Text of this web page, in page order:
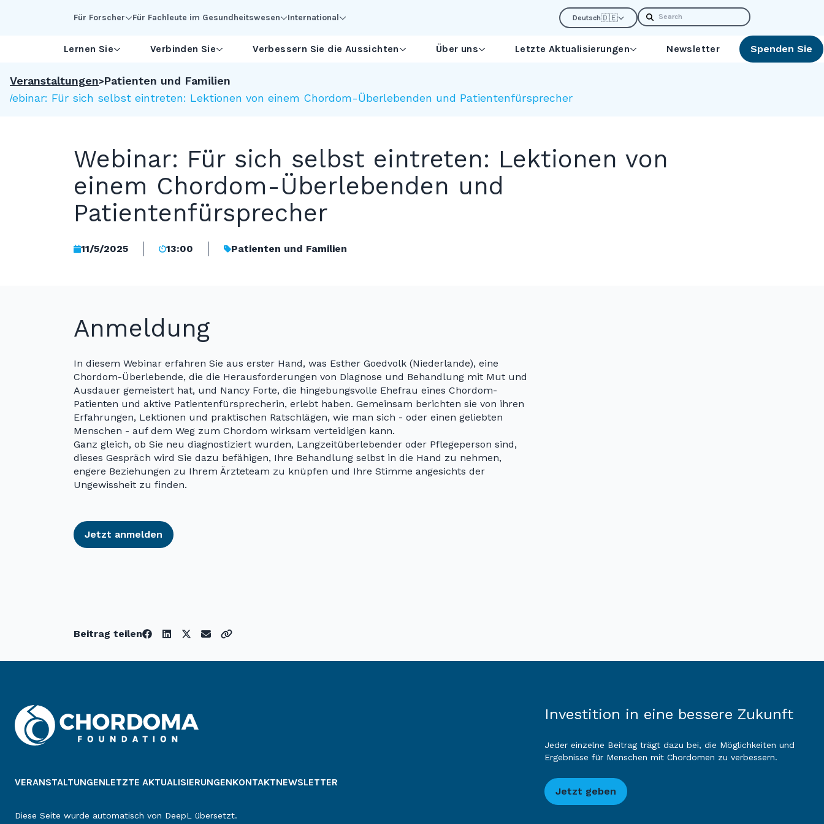
Für Forscher Für Fachleute im Gesundheitswesen International Deutsch🇩🇪 Search
Lernen Sie Verbinden Sie Verbessern Sie die Aussichten Über uns Letzte Aktualisierungen Newsletter Spenden Sie
Veranstaltungen Patienten und Familien
Webinar: Für sich selbst eintreten: Lektionen von einem Chordom-Überlebenden und Patientenfürsprecher
Webinar: Für sich selbst eintreten: Lektionen von
einem Chordom-Überlebenden und
Patientenfürsprecher
11/5/2025 13:00 Patienten und Familien
Anmeldung
In diesem Webinar erfahren Sie aus erster Hand, was Esther Goedvolk (Niederlande), eine
Chordom-Überlebende, die die Herausforderungen von Diagnose und Behandlung mit Mut und
Ausdauer gemeistert hat, und Nancy Forte, die hingebungsvolle Ehefrau eines Chordom-
Patienten und aktive Patientenfürsprecherin, erlebt haben. Gemeinsam berichten sie von ihren
Erfahrungen, Lektionen und praktischen Ratschlägen, wie man sich - oder einen geliebten
Menschen - auf dem Weg zum Chordom wirksam verteidigen kann.
Ganz gleich, ob Sie neu diagnostiziert wurden, Langzeitüberlebender oder Pflegeperson sind,
dieses Gespräch wird Sie dazu befähigen, Ihre Behandlung selbst in die Hand zu nehmen,
engere Beziehungen zu Ihrem Ärzteteam zu knüpfen und Ihre Stimme angesichts der
Ungewissheit zu finden.
Jetzt anmelden
Beitrag teilen
VERANSTALTUNGENLETZTE AKTUALISIERUNGENKONTAKTNEWSLETTER
Diese Seite wurde automatisch von DeepL übersetzt.
Investition in eine bessere Zukunft
Jeder einzelne Beitrag trägt dazu bei, die Möglichkeiten und
Ergebnisse für Menschen mit Chordomen zu verbessern.
Jetzt geben